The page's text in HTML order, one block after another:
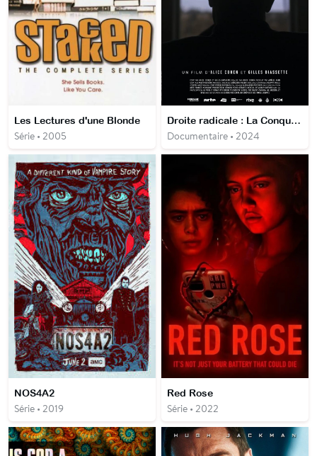
Les Lectures d'une Blonde
Série • 2005
Droite radicale : La Conquête de Washington
Documentaire • 2024
NOS4A2
Série • 2019
Red Rose
Série • 2022